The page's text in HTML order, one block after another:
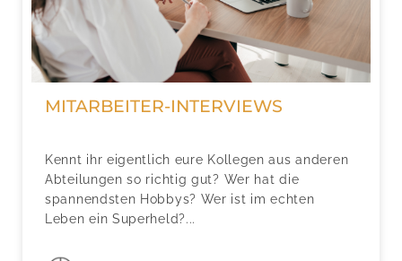
MITARBEITER-INTERVIEWS
Kennt ihr eigentlich eure Kollegen aus anderen
Abteilungen so richtig gut? Wer hat die
spannendsten Hobbys? Wer ist im echten
Leben ein Superheld?...